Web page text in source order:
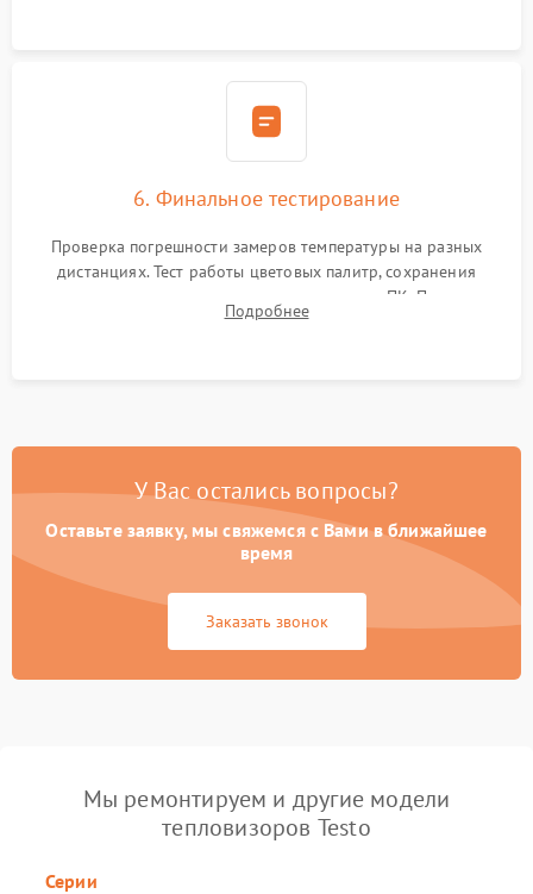
6. Финальное тестирование
Проверка погрешности замеров температуры на разных
дистанциях. Тест работы цветовых палитр, сохранения
термограмм в память и передачи данных на ПК. Проверка
автономности работы и итоговый контроль качества.
Подробнее
У Вас остались вопросы?
Оставьте заявку, мы свяжемся с Вами в ближайшее
время
Заказать звонок
Мы ремонтируем и другие модели
тепловизоров Testo
Серии